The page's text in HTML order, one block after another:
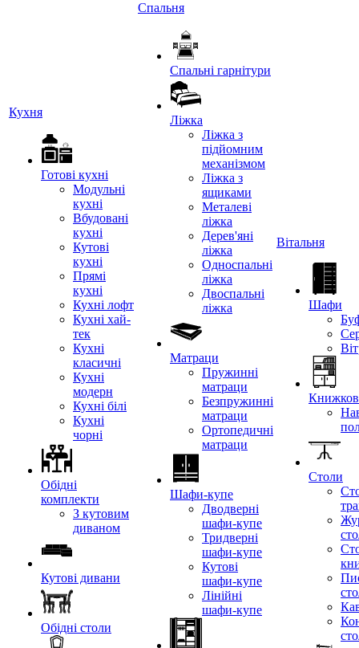
Кухня
Готові кухні
Модульні
кухні
Вбудовані
кухні
Кутові
кухні
Прямі
кухні
Кухні лофт
Кухні хай-
тек
Кухні
класичні
Кухні
модерн
Кухні білі
Кухні
чорні
Обідні
комплекти
З кутовим
диваном
Кутові дивани
Обідні столи
Спальня
Спальні гарнітури
Ліжка
Ліжка з
підйомним
механізмом
Ліжка з
ящиками
Металеві
ліжка
Дерев'яні
ліжка
Односпальні
ліжка
Двоспальні
ліжка
Матраци
Пружинні
матраци
Безпружинні
матраци
Ортопедичні
матраци
Шафи-купе
Дводверні
шафи-купе
Тридверні
шафи-купе
Кутові
шафи-купе
Лінійні
шафи-купе
Вітальня
Шафи
Столи